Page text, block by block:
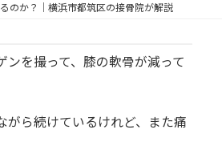
のか？｜横浜市都筑区の接骨院が解説
ンを撮って、膝の軟骨が減って
がら続けているけれど、また痛